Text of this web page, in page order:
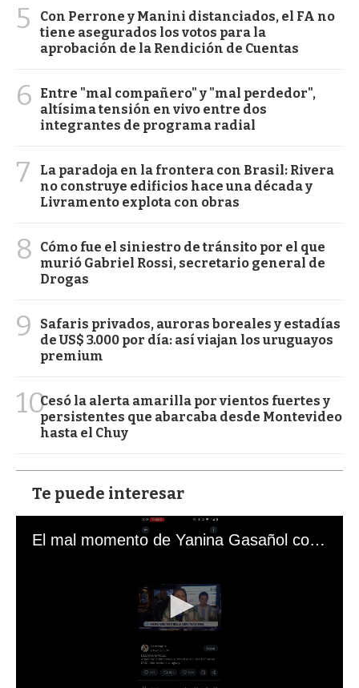
5
Con Perrone y Manini distanciados, el FA no
tiene asegurados los votos para la
aprobación de la Rendición de Cuentas
6
Entre "mal compañero" y "mal perdedor",
altísima tensión en vivo entre dos
integrantes de programa radial
7
La paradoja en la frontera con Brasil: Rivera
no construye edificios hace una década y
Livramento explota con obras
8
Cómo fue el siniestro de tránsito por el que
murió Gabriel Rossi, secretario general de
Drogas
9
Safaris privados, auroras boreales y estadías
de US$ 3.000 por día: así viajan los uruguayos
premium
10Cesó la alerta amarilla por vientos fuertes y
persistentes que abarcaba desde Montevideo
hasta el Chuy
Te puede interesar
El mal momento de Yanina Gasañol con un hincha argentino en "Subrayado"